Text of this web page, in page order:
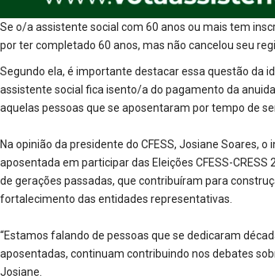
Se o/a assistente social com 60 anos ou mais tem
por ter completado 60 anos, mas não cancelou seu
Segundo ela, é importante destacar essa questão da
assistente social fica isento/a do pagamento da
aquelas pessoas que se aposentaram por tempo de
Na opinião da presidente do CFESS, Josiane Soares,
aposentada em participar das Eleições CFESS-
de gerações passadas, que contribuíram para
fortalecimento das entidades representativas.
“Estamos falando de pessoas que se dedicaram
aposentadas, continuam contribuindo nos debates
Josiane.